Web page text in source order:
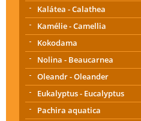
Kalátea - Calathea
Kamélie - Camellia
Kokodama
Nolina - Beaucarnea
Oleandr - Oleander
Eukalyptus - Eucalyptus
Pachira aquatica